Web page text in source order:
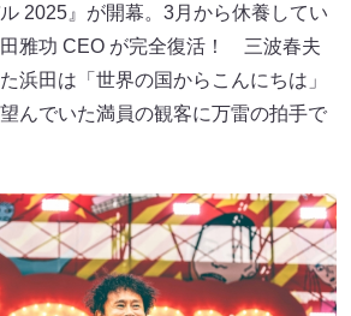
2025』が開幕。3月から休養してい
雅功 CEO が完全復活！ 三波春夫
浜田は「世界の国からこんにちは」
んでいた満員の観客に万雷の拍手で